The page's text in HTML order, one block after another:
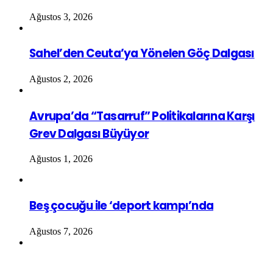
Ağustos 3, 2026
Sahel’den Ceuta’ya Yönelen Göç Dalgası
Ağustos 2, 2026
Avrupa’da “Tasarruf” Politikalarına Karşı
Grev Dalgası Büyüyor
Ağustos 1, 2026
Beş çocuğu ile ‘deport kampı’nda
Ağustos 7, 2026